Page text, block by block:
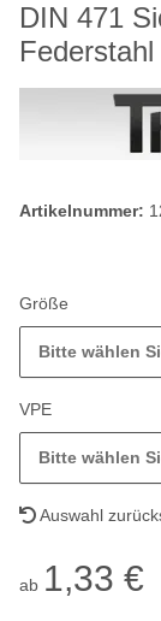
DIN 471
Artikelnummer:
Größe
Bitte wählen
VPE
Bitte wählen
Auswahl
ab 1,33 €